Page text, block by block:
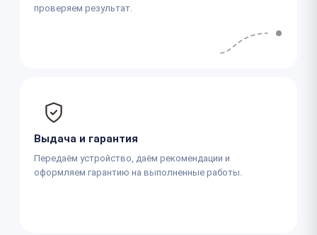
проверяем результат.
Выдача и гарантия
Передаём устройство, даём рекомендации и
оформляем гарантию на выполненные работы.